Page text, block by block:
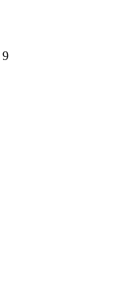
9